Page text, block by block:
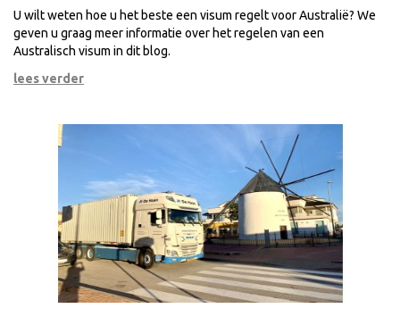
U wilt weten hoe u het beste een visum regelt voor Australië? We
geven u graag meer informatie over het regelen van een
Australisch visum in dit blog.
lees verder